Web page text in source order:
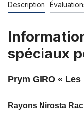
Description
spéciaux
Prym GIRO «
Rayons Nirosta